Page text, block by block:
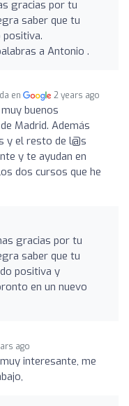
gracias por tu
saber que tu
positiva.
a Antonio .
en 2 years ago
buenos
Madrid. Además
y el resto de l@s
y te ayudan en
dos cursos que he
gracias por tu
saber que tu
positiva y
en un nuevo
ago
interesante, me